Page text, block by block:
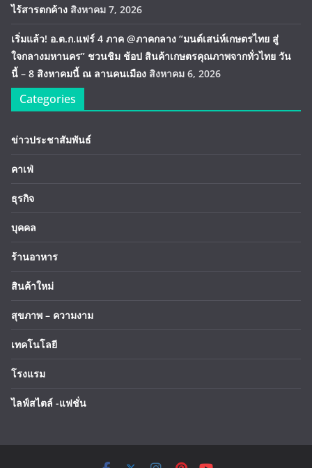
ไร้สารตกค้าง สิงหาคม 7, 2026
เริ่มแล้ว! อ.ต.ก.แฟร์ 4 ภาค @ภาคกลาง “มนต์เสน่ห์เกษตรไทย สู่
ใจกลางมหานคร” ชวนชิม ช้อป สินค้าเกษตรคุณภาพจากทั่วไทย วัน
นี้ – 8 สิงหาคมนี้ ณ ลานคนเมือง สิงหาคม 6, 2026
Categories
ข่าวประชาสัมพันธ์
คาเฟ่
ธุรกิจ
บุคคล
ร้านอาหาร
สินค้าใหม่
สุขภาพ – ความงาม
เทคโนโลยี
โรงแรม
ไลฟ์สไตล์ -แฟชั่น